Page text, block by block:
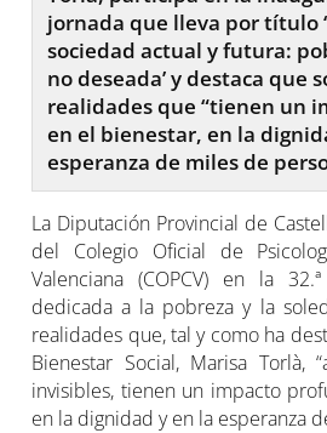
jornada que lleva por título
sociedad actual y futura:
no deseada’ y destaca que
realidades que “tienen un
en el bienestar, en la
esperanza de miles de
La Diputación Provincial de
del Colegio Oficial de
Valenciana (COPCV) en la
dedicada a la pobreza y la
realidades que, tal y como ha
Bienestar Social, Marisa Torlà,
invisibles, tienen un impacto
en la dignidad y en la esperanza